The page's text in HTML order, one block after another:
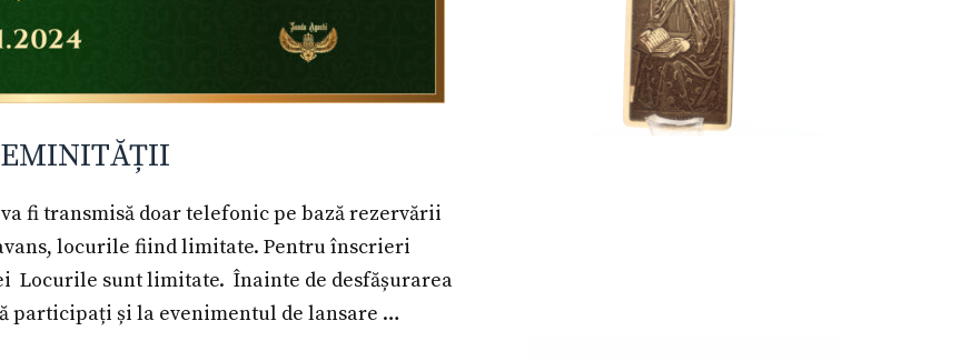
va fi transmisă doar telefonic pe bază rezervării
locurile fiind limitate. Pentru înscrieri
Locurile sunt limitate. Înainte de desfășurarea
participați și la evenimentul de lansare …